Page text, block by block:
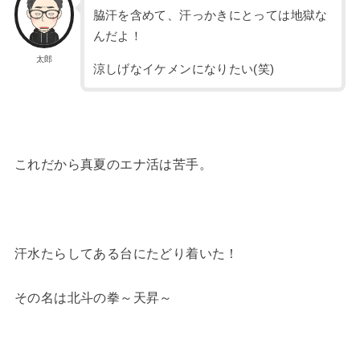
太郎
脇汗を含めて、汗っかきにとっては地獄な
んだよ！
涼しげなイケメンになりたい(笑)
これだから真夏のエナ活は苦手。
汗水たらしてある台にたどり着いた！
その名は北斗の拳～天昇～